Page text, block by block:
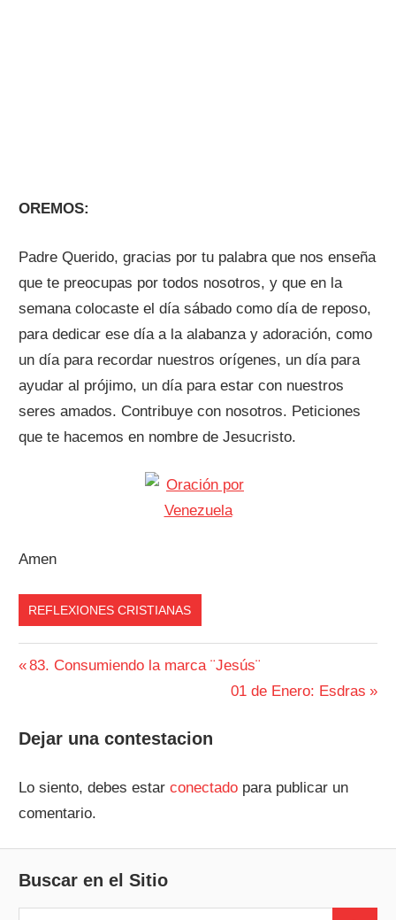
OREMOS:
Padre Querido, gracias por tu palabra que nos enseña
que te preocupas por todos nosotros, y que en la
semana colocaste el día sábado como día de reposo,
para dedicar ese día a la alabanza y adoración, como
un día para recordar nuestros orígenes, un día para
ayudar al prójimo, un día para estar con nuestros
seres amados. Contribuye con nosotros. Peticiones
que te hacemos en nombre de Jesucristo.
Amen
REFLEXIONES CRISTIANAS
Navegación
entradas
Entrada
83. Consumiendo la marca ¨Jesús¨
Siguiente
01 de Enero: Esdras
Dejar una contestacion
Lo siento, debes estarconectado para publicar un
comentario.
Buscar en el Sitio